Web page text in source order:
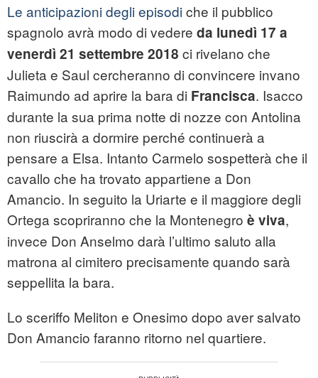
Le anticipazioni degli episodiche il pubblico
spagnolo avrà modo di vedere da lunedì 17 a
venerdì 21 settembre 2018 ci rivelano che
Julieta e Saul cercheranno di convincere invano
Raimundo ad aprire la bara di Francisca. Isacco
durante la sua prima notte di nozze con Antolina
non riuscirà a dormire perché continuerà a
pensare a Elsa. Intanto Carmelo sospetterà che il
cavallo che ha trovato appartiene a Don
Amancio. In seguito la Uriarte e il maggiore degli
Ortega scopriranno che la Montenegro è viva,
invece Don Anselmo darà l’ultimo saluto alla
matrona al cimitero precisamente quando sarà
seppellita la bara.
Lo sceriffo Meliton e Onesimo dopo aver salvato
Don Amancio faranno ritorno nel quartiere.